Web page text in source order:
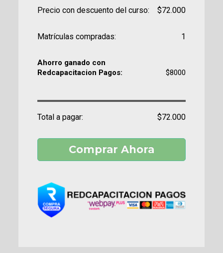
Precio con descuento del curso: $72.000
Matrículas compradas: 1
Ahorro ganado con
Redcapacitacion Pagos:
$8000
Total a pagar: $72.000
Comprar Ahora